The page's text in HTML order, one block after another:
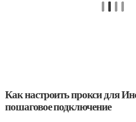
Как настроить прокси для
пошаговое подключение